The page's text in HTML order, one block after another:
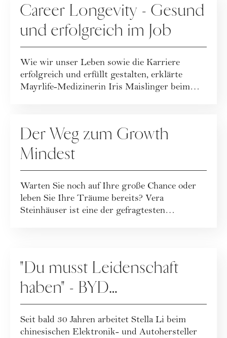
Career Longevity - Gesund
und erfolgreich im Job
Wie wir unser Leben sowie die Karriere
erfolgreich und erfüllt gestalten, erklärte
Mayrlife-Medizinerin Iris Maislinger beim
Der Weg zum Growth
Mindest
Warten Sie noch auf Ihre große Chance oder
leben Sie Ihre Träume bereits? Vera
Steinhäuser ist eine der gefragtesten
"Du musst Leidenschaft
haben" - BYD
Vizepräsidentin Stella Li
über ihre Karriere
Seit bald 30 Jahren arbeitet Stella Li beim
chinesischen Elektronik- und Autohersteller